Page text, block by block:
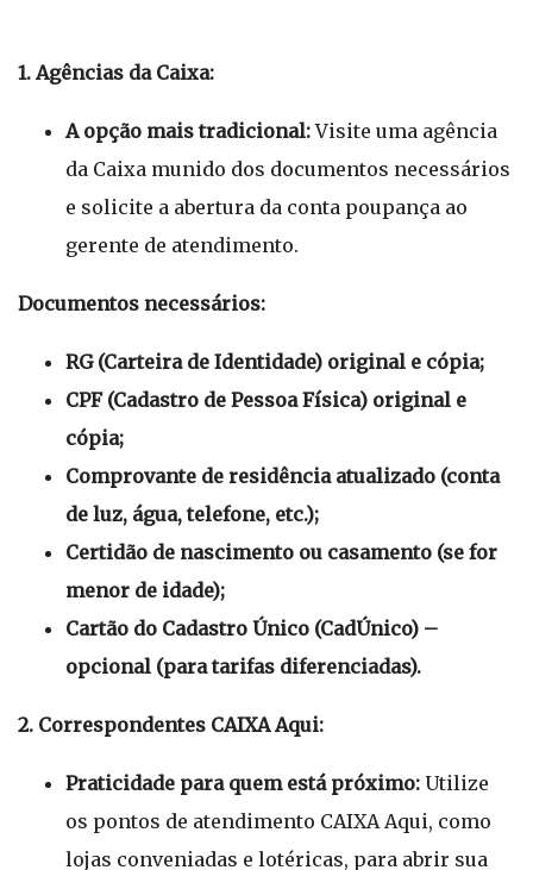
1. Agências da Caixa:
A opção mais tradicional:Visite uma agência
da Caixa munido dos documentos necessários
e solicite a abertura da conta poupança ao
gerente de atendimento.
Documentos necessários:
RG (Carteira de Identidade) original e cópia;
CPF (Cadastro de Pessoa Física) original e
cópia;
Comprovante de residência atualizado (conta
de luz, água, telefone, etc.);
Certidão de nascimento ou casamento (se for
menor de idade);
Cartão do Cadastro Único (CadÚnico) –
opcional (para tarifas diferenciadas).
2. Correspondentes CAIXA Aqui:
Praticidade para quem está próximo: Utilize
os pontos de atendimento CAIXA Aqui, como
lojas conveniadas e lotéricas, para abrir sua